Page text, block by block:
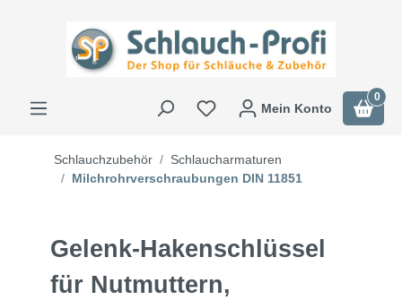
Mein Konto
0
Schlauchzubehör
Schlaucharmaturen
Milchrohrverschraubungen DIN 11851
Gelenk-Hakenschlüssel
für Nutmuttern,